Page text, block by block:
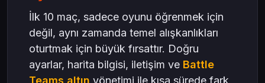
İlk 10 maç, sadece oyunu öğrenmek için
değil, aynı zamanda temel alışkanlıkları
oturtmak için büyük fırsattır. Doğru
ayarlar, harita bilgisi, iletişim ve Battle
Teams altın yönetimi ile kısa sürede fark